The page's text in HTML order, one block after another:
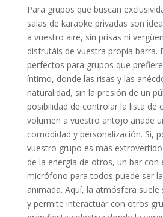
Para grupos que buscan
salas de karaoke privadas son
a vuestro aire, sin prisas ni
disfrutáis de vuestra propia barra.
perfectos para grupos que
íntimo, donde las risas y las
naturalidad, sin la presión de un
posibilidad de controlar la lista de
volumen a vuestro antojo añade
comodidad y personalización. Si,
vuestro grupo es más
de la energía de otros, un bar con
micrófono para todos puede ser
animada. Aquí, la atmósfera
y permite interactuar con otros